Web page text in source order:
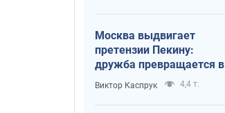
Москва выдвигает
претензии Пекину:
дружба превращается в
зависимость России от
Китая
Виктор Каспрук 4,4 т.